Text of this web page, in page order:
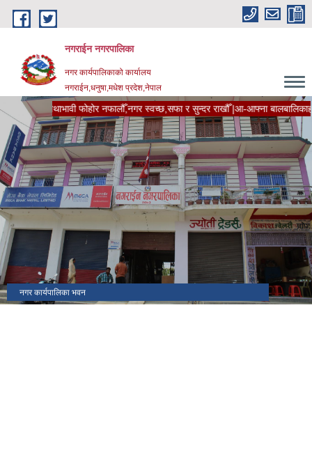
Skip to main content
नगराईन नगरपालिका
नगर कार्यपालिकाको कार्यालय
नगराईन,धनुषा,मधेश प्रदेश,नेपाल
नफालौँ,नगर स्वच्छ,सफा र सुन्दर राखौँ |आ-आफ्ना बालबालिकाहरुलाई विधालय पठाऔँ |
नगर कार्यपालिका भवन
१५ औं नगर सभामा नीति तथा कार्यक्रम र बजेट प्रस्तुतिकरण